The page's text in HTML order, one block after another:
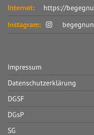
Internet:
https://
Instagram:
Impressum
Datenschutzerklärung
DGSF
DGsP
SG